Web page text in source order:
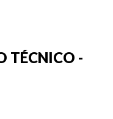
TÉCNICO -